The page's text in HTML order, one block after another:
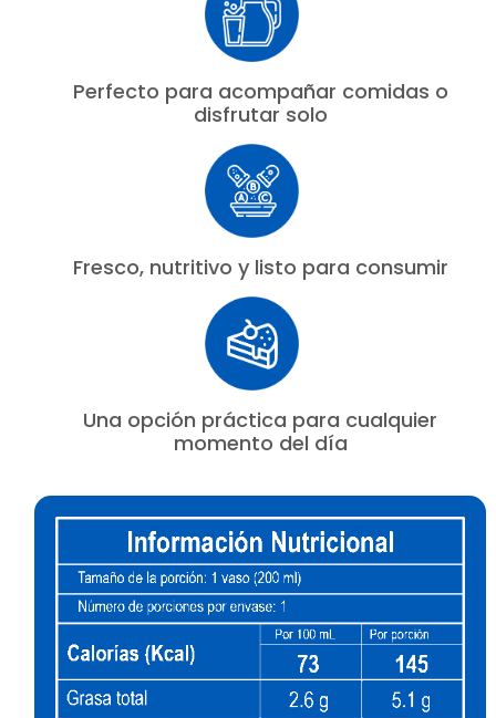
Perfecto para acompañar comidas o
disfrutar solo
Fresco, nutritivo y listo para consumir
Una opción práctica para cualquier
momento del día